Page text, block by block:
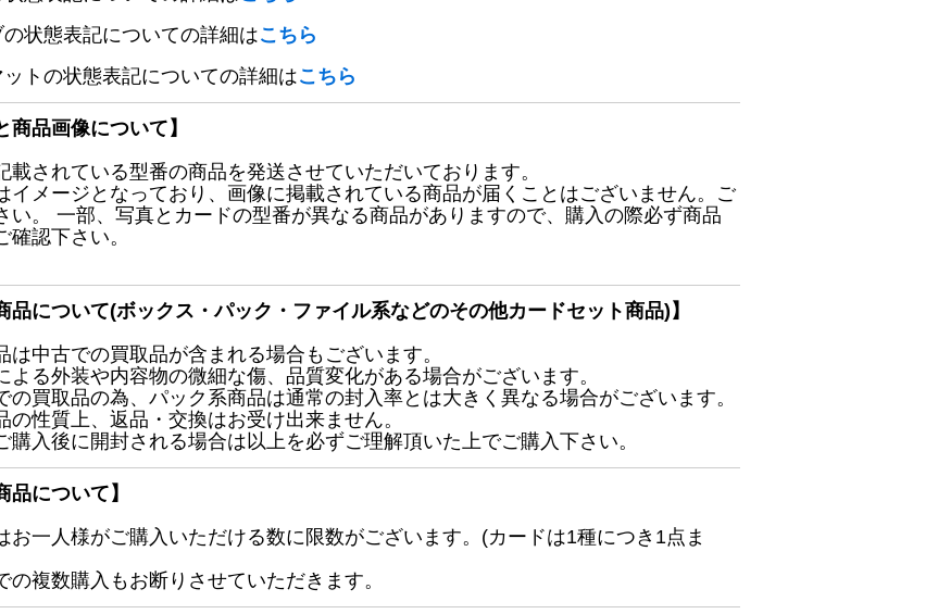
状態表記についての詳細はこちら
トの状態表記についての詳細はこちら
商品画像について】
載されている型番の商品を発送させていただいております。
イメージとなっており、画像に掲載されている商品が届くことはございません。ご
い。 一部、写真とカードの型番が異なる商品がありますので、購入の際必ず商品
確認下さい。
品について(ボックス・パック・ファイル系などのその他カードセット商品)】
は中古での買取品が含まれる場合もございます。
よる外装や内容物の微細な傷、品質変化がある場合がございます。
の買取品の為、パック系商品は通常の封入率とは大きく異なる場合がございます。
の性質上、返品・交換はお受け出来ません。
購入後に開封される場合は以上を必ずご理解頂いた上でご購入下さい。
品について】
お一人様がご購入いただける数に限数がございます。(カードは1種につき1点ま
の複数購入もお断りさせていただきます。